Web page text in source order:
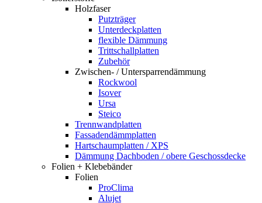
Holzfaser
Putzträger
Unterdeckplatten
flexible Dämmung
Trittschallplatten
Zubehör
Zwischen- / Untersparrendämmung
Rockwool
Isover
Ursa
Steico
Trennwandplatten
Fassadendämmplatten
Hartschaumplatten / XPS
Dämmung Dachboden / obere Geschossdecke
Folien + Klebebänder
Folien
ProClima
Alujet